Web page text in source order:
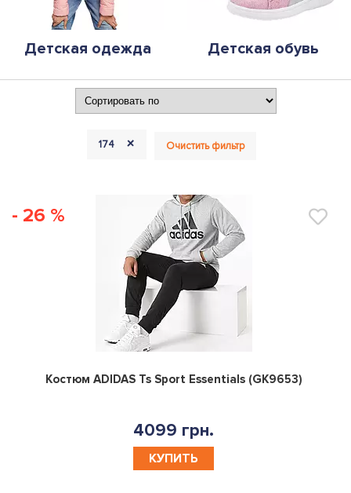
Детская одежда Детская обувь
174 + Очистить фильтр
- 26 %
0
Костюм ADIDAS Ts Sport Essentials (GK9653)
4099 грн.
КУПИТЬ